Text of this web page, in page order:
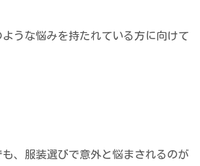
うな悩みを持たれている方に向けて
、服装選びで意外と悩まされるのが